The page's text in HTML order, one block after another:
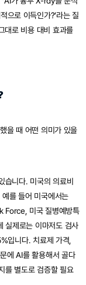
으로 이득인가?’라는 질
대로 비용 대비 효과를
을 때 어떤 의미가 있을
습니다. 미국의 의료비
를 들어 미국에서는
미국 질병예방특
실제로는 이마저도 검사
입니다. 치료제 가격,
에 AI를 활용해서 골다
를 별도로 검증할 필요